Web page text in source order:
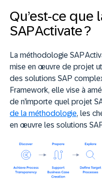
Qu’est-ce
SAP Activate ?
La méthodologie SAP
mise en œuvre de projet
des solutions SAP
Framework, elle vise à
de n’importe quel projet
de la méthodologie, les
en œuvre les solutions